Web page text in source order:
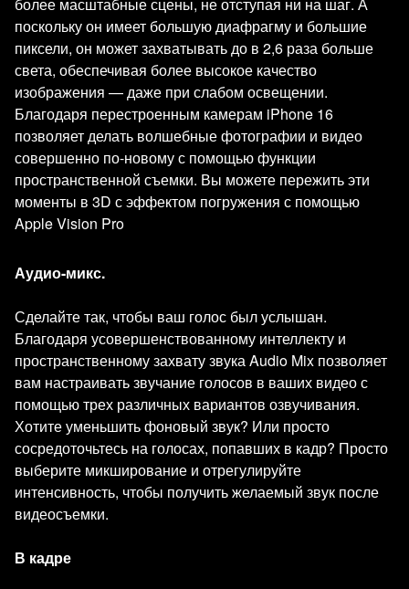
поскольку он имеет большую диафрагму и большие
пиксели, он может захватывать до в 2,6 раза больше
света, обеспечивая более высокое качество
изображения — даже при слабом освещении.
Благодаря перестроенным камерам iPhone 16
позволяет делать волшебные фотографии и видео
совершенно по-новому с помощью функции
пространственной съемки. Вы можете пережить эти
моменты в 3D с эффектом погружения с помощью
Apple Vision Pro
Аудио-микс.
Сделайте так, чтобы ваш голос был услышан.
Благодаря усовершенствованному интеллекту и
пространственному захвату звука Audio Mix позволяет
вам настраивать звучание голосов в ваших видео с
помощью трех различных вариантов озвучивания.
Хотите уменьшить фоновый звук? Или просто
сосредоточьтесь на голосах, попавших в кадр? Просто
выберите микширование и отрегулируйте
интенсивность, чтобы получить желаемый звук после
видеосъемки.
В кадре